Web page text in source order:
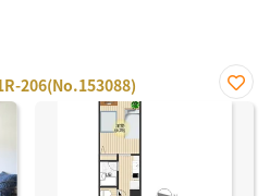
206(No.153088)
お気